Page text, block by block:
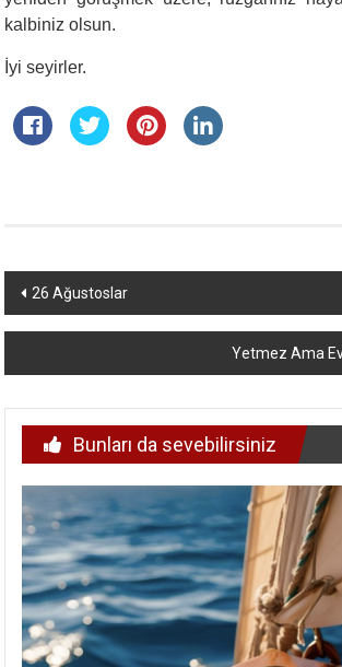
kalbiniz olsun.
İyi seyirler.
Yazı
dolaşımı
26 Ağustoslar
Yetmez Ama
Bunları da sevebilirsiniz